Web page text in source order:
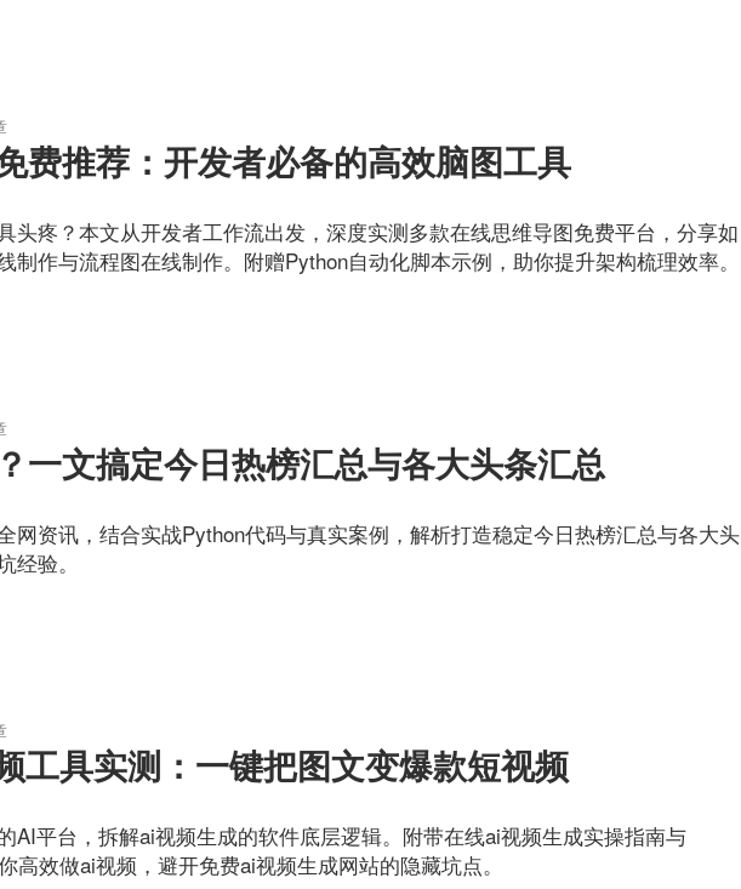
费推荐：开发者必备的高效脑图工具
头疼？本文从开发者工作流出发，深度实测多款在线思维导图免费平台，分享如
制作与流程图在线制作。附赠Python自动化脚本示例，助你提升架构梳理效率。
一文搞定今日热榜汇总与各大头条汇总
网资讯，结合实战Python代码与真实案例，解析打造稳定今日热榜汇总与各大头
验。
工具实测：一键把图文变爆款短视频
AI平台，拆解ai视频生成的软件底层逻辑。附带在线ai视频生成实操指南与
高效做ai视频，避开免费ai视频生成网站的隐藏坑点。